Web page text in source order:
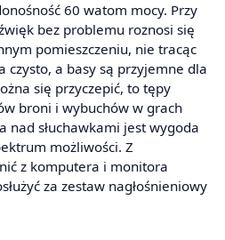
60 watom mocy. Przy
bez problemu roznosi się
pomieszczeniu, nie tracąc
czysto, a basy są przyjemne dla
się przyczepić, to tępy
broni i wybuchów w grach
nad słuchawkami jest wygoda
możliwości. Z
z komputera i monitora
za zestaw nagłośnieniowy